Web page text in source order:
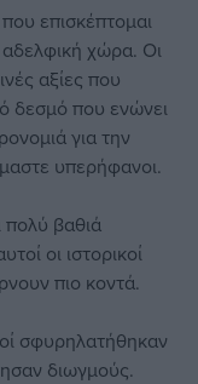
επισκέπτομαι
αδελφική χώρα. Οι
αξίες που
δεσμό που ενώνει
για την
υπερήφανοι.
πολύ βαθιά
οι ιστορικοί
πιο κοντά.
σφυρηλατήθηκαν
διωγμούς.